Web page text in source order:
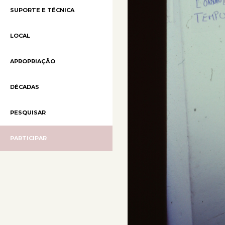
SUPORTE E TÉCNICA
LOCAL
APROPRIAÇÃO
DÉCADAS
PESQUISAR
PARTICIPAR